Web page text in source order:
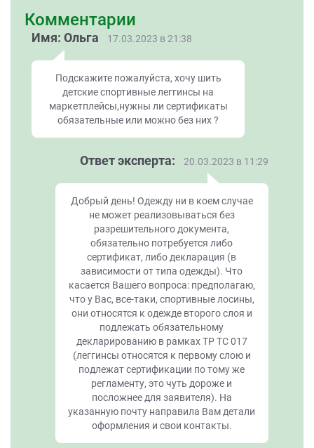
Комментарии
Имя: Ольга 17.03.2023 в 21:38
Подскажите пожалуйста, хочу шить
детские спортивные леггинсы на
маркетплейсы,нужны ли сертификаты
обязательные или можно без них ?
Ответ эксперта: 20.03.2023 в 11:29
Добрый день! Одежду ни в коем случае
не может реализовываться без
разрешительного документа,
обязательно потребуется либо
сертификат, либо декларация (в
зависимости от типа одежды). Что
касается Вашего вопроса: предполагаю,
что у Вас, все-таки, спортивные лосины,
они относятся к одежде второго слоя и
подлежать обязательному
декларированию в рамках ТР ТС 017
(леггинсы относятся к первому слою и
подлежат сертификации по тому же
регламенту, это чуть дороже и
посложнее для заявителя). На
указанную почту направила Вам детали
оформления и свои контакты.